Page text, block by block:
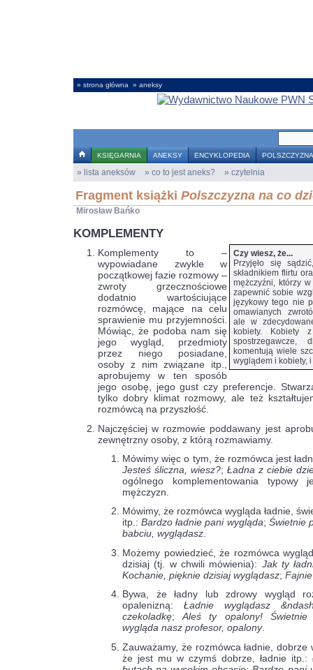
» strona główna » aneksy
KSIĘGARNIA ANEKSY ENCYKLOPEDIA POLSZCZYZNA
KARIERA O NAS
» lista aneksów » co to jest aneks? » czytelnia
Fragment książki Polszczyzna na co
Mirosław Bańko
KOMPLEMENTY
Czy wiesz, że...
Przyjęło się
składnikiem flirtu
mężczyźni, którzy
zapewnić sobie
językowy tego nie
omawianych
ale w
kobiety. Kobiety
spostrzegawcze,
komentują wiele
wyglądem i kobiety,
Komplementy to –
wypowiadane zwykle w
początkowej fazie rozmowy –
zwroty grzecznościowe
dodatnio wartościujące
rozmówcę, mające na celu
sprawienie mu przyjemności.
Mówiąc, że podoba nam się
jego wygląd, przedmioty
przez niego posiadane,
osoby z nim związane itp.,
aprobujemy w ten sposób
jego osobę, jego gust czy preferencje.
tylko dobry klimat rozmowy, ale też
rozmówcą na przyszłość.
Najczęściej w rozmowie poddawany jest
zewnętrzny osoby, z którą rozmawiamy.
Mówimy więc o tym, że rozmówca jest
Jesteś śliczna, wiesz?; Ładna z ciebie
ogólnego komplementowania typowy
mężczyzn.
Mówimy, że rozmówca wygląda ładnie,
itp.:Bardzo ładnie pani wygląda; Świetnie
babciu, wyglądasz
Możemy powiedzieć, że rozmówca
dzisiaj (tj. w chwili mówienia): Jak ty
Kochanie, pięknie dzisiaj wyglądasz;
Bywa, że ładny lub zdrowy wygląd
opalenizną: Ładnie wyglądasz
czekoladkę;Aleś ty opalony! Świetnie
wygląda nasz profesor, opalony.
Zauważamy, że rozmówca ładnie, dobrze
że jest mu w czymś dobrze, ładnie itp.: